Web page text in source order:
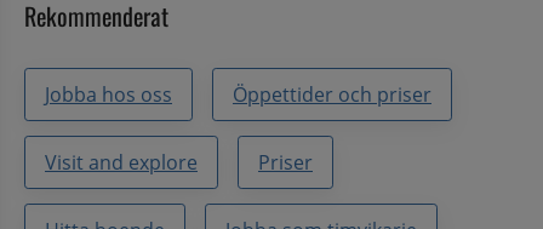
Rekommenderat
Jobba hos oss Öppettider och priser
Visit and explore Priser